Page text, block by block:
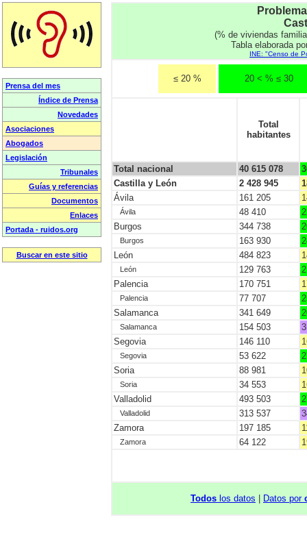
(% de viviendas
Tabla elaborada
INE: "Censo de
≤ 20 % 20 < % ≤ 30
Total
habitantes
Total nacional 40 615 078
Castilla y León
2 428 945
Ávila
161 205
Ávila 48 410
Burgos
344 738
Burgos 163 930
León
484 823
León 129 763
Palencia
170 751
Palencia 77 707
Salamanca
341 649
Salamanca 154 503
Segovia
146 110
Segovia 53 622
Soria
88 981
Soria 34 553
Valladolid
493 503
Valladolid 313 537
Zamora
197 185
Zamora 64 122
Todos los datos Datos por